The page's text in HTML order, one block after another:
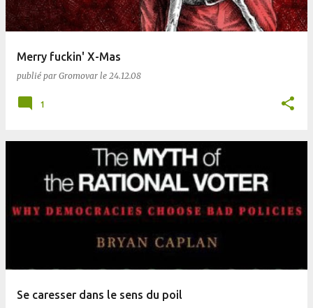
Merry fuckin' X-Mas
publié par Gromovar le 24.12.08
1
Se caresser dans le sens du poil